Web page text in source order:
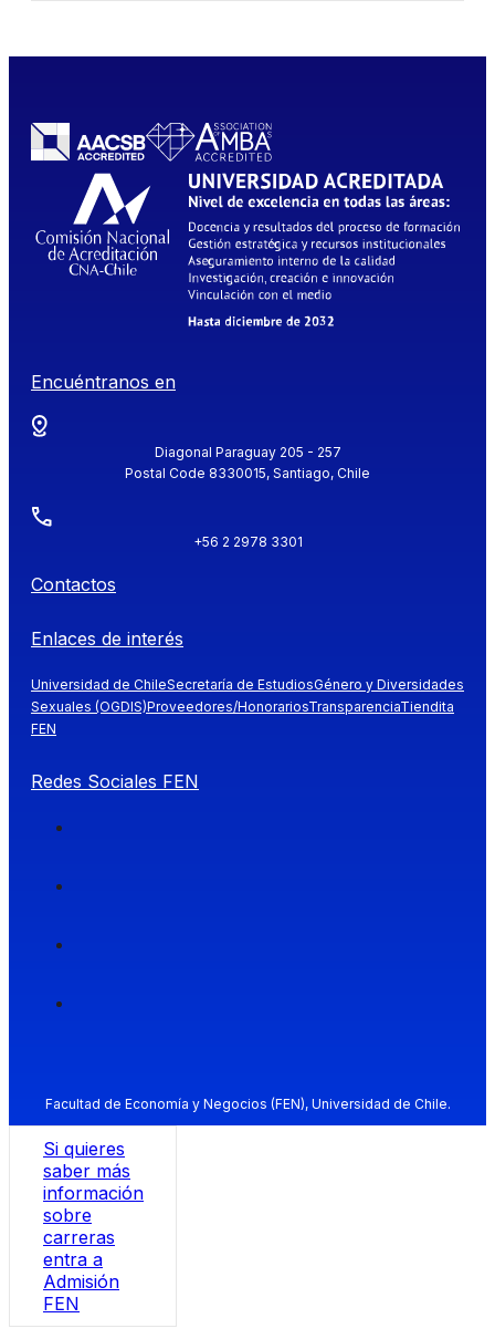
Encuéntranos en
Diagonal Paraguay 205 - 257
Postal Code 8330015, Santiago, Chile
+56 2 2978 3301
Contactos
Enlaces de interés
Universidad de ChileSecretaría de EstudiosGénero y Diversidades
Sexuales (OGDIS)Proveedores/HonorariosTransparenciaTiendita
FEN
Redes Sociales FEN
Facultad de Economía y Negocios (FEN), Universidad de Chile.
Si quieres
saber más
información
sobre
carreras
entra a
Admisión
FEN